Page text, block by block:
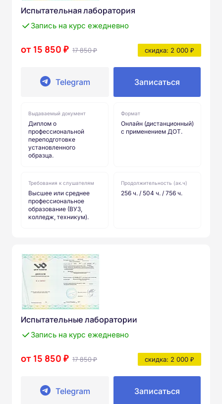
Испытательная лаборатория
Запись на курс ежедневно
от 15 850 ₽ 17 850 ₽ скидка: 2 000 ₽
Telegram Записаться
Выдаваемый документ
Диплом о
профессиональной
переподготовке
установленного
образца.
Формат
Онлайн (дистанционный)
с применением ДОТ.
Требования к слушателям
Высшее или среднее
профессиональное
образование (ВУЗ,
колледж, техникум).
Продолжительность (ак.ч)
256 ч. / 504 ч. / 756 ч.
Испытательные лаборатории
Запись на курс ежедневно
от 15 850 ₽ 17 850 ₽ скидка: 2 000 ₽
Telegram Записаться